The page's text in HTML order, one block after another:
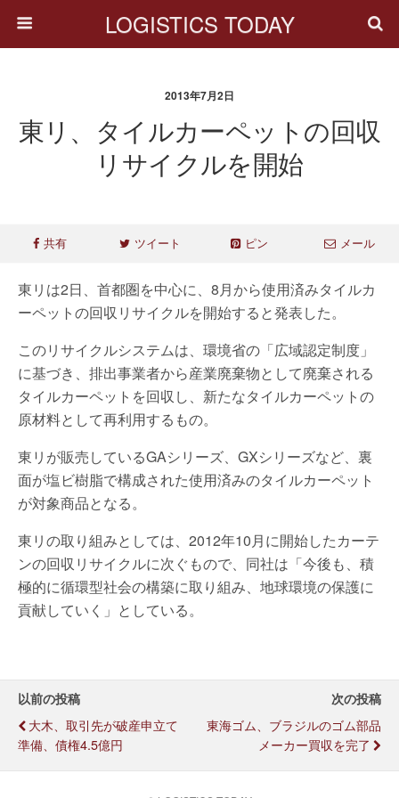
LOGISTICS TODAY
2013年7月2日
東リ、タイルカーペットの回収
リサイクルを開始
共有 ツイート ピン メール
東リは2日、首都圏を中心に、8月から使用済みタイルカ
ーペットの回収リサイクルを開始すると発表した。
このリサイクルシステムは、環境省の「広域認定制度」
に基づき、排出事業者から産業廃棄物として廃棄される
タイルカーペットを回収し、新たなタイルカーペットの
原材料として再利用するもの。
東リが販売しているGAシリーズ、GXシリーズなど、裏
面が塩ビ樹脂で構成された使用済みのタイルカーペット
が対象商品となる。
東リの取り組みとしては、2012年10月に開始したカーテ
ンの回収リサイクルに次ぐもので、同社は「今後も、積
極的に循環型社会の構築に取り組み、地球環境の保護に
貢献していく」としている。
以前の投稿
大木、取引先が破産申立て
準備、債権4.5億円
次の投稿
東海ゴム、ブラジルのゴム部品
メーカー買収を完了